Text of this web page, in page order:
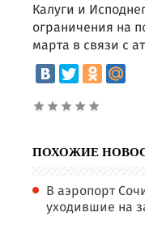
Калуги и
ограничения на
марта в связи с
ПОХОЖИЕ
В аэропорт
уходившие на